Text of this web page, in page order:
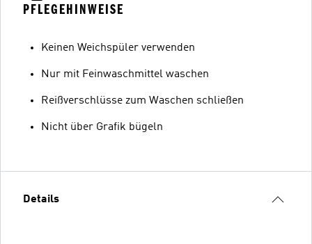
PFLEGEHINWEISE
Keinen Weichspüler verwenden
Nur mit Feinwaschmittel waschen
Reißverschlüsse zum Waschen schließen
Nicht über Grafik bügeln
Details